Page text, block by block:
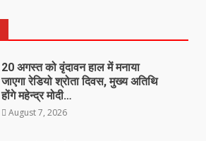
20 अगस्त को वृंदावन हाल में मनाया
जाएगा रेडियो श्रोता दिवस, मुख्य अतिथि
होंगे महेन्द्र मोदी…
August 7, 2026